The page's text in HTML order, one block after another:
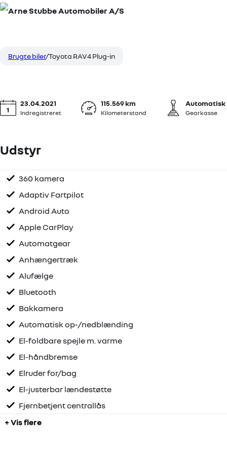
2,5 Plugin-hybrid H3 Premium AWD 306HK 5d 6g Aut.
Brugte biler Toyota RAV4 Plug-in
Indregistreret
23.04.2021
Kilometerstand
115.569 km
Gearkasse
Automatisk
Udstyr
360 kamera
Adaptiv Fartpilot
Android Auto
Apple CarPlay
Automatgear
Anhængertræk
Alufælge
Bluetooth
Bakkamera
Automatisk op-/nedblænding
El-foldbare spejle m. varme
El-håndbremse
Elruder for/bag
El-justerbar lændestøtte
Fjernbetjent centrallås
Klimaanlæg 2-zoner
+ Vis flere